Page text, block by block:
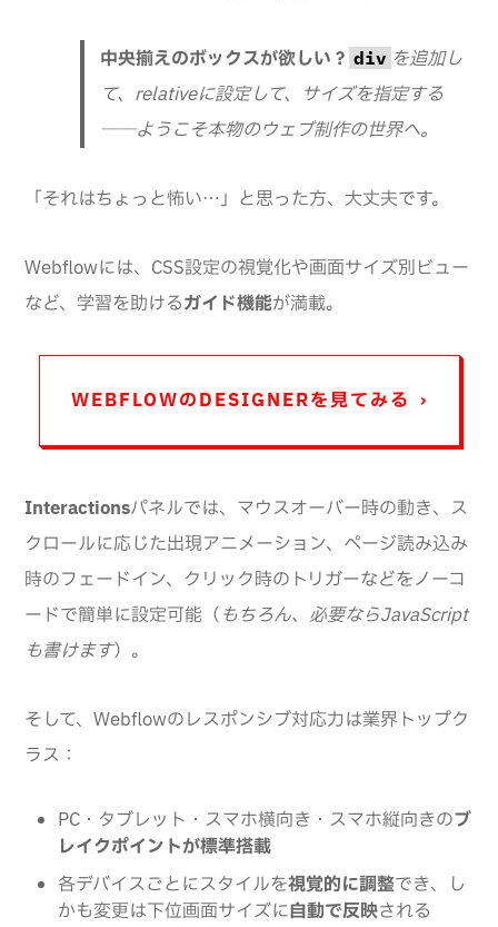
中央揃えのボックスが欲しい？ div を追加し
て、relativeに設定して、サイズを指定する
──ようこそ本物のウェブ制作の世界へ。
「それはちょっと怖い…」と思った方、大丈夫です。
Webflowには、CSS設定の視覚化や画面サイズ別ビュー
など、学習を助けるガイド機能が満載。
WEBFLOWのDESIGNERを見てみる ›
Interactionsパネルでは、マウスオーバー時の動き、ス
クロールに応じた出現アニメーション、ページ読み込み
時のフェードイン、クリック時のトリガーなどをノーコ
ードで簡単に設定可能（もちろん、必要ならJavaScript
も書けます）。
そして、Webflowのレスポンシブ対応力は業界トップク
ラス：
PC・タブレット・スマホ横向き・スマホ縦向きのブ
レイクポイントが標準搭載
各デバイスごとにスタイルを視覚的に調整でき、し
かも変更は下位画面サイズに自動で反映される